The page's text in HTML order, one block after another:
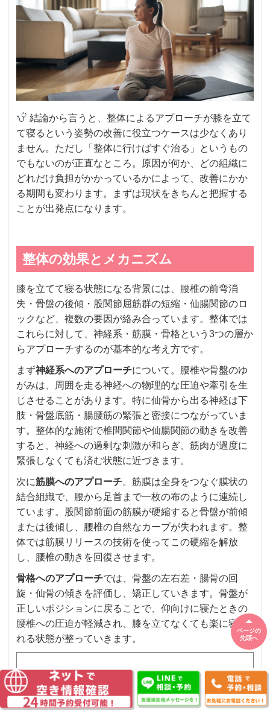
結論から言うと、整体によるアプローチが膝を立て
て寝るという姿勢の改善に役立つケースは少なくあり
ません。ただし「整体に行けばすぐ治る」というもの
でもないのが正直なところ。原因が何か、どの組織に
どれだけ負担がかかっているかによって、改善にかか
る期間も変わります。まずは現状をきちんと把握する
ことが出発点になります。
整体の効果とメカニズム
膝を立てて寝る状態になる背景には、腰椎の前弯消
失・骨盤の後傾・股関節屈筋群の短縮・仙腸関節のロ
ックなど、複数の要因が絡み合っています。整体では
これらに対して、神経系・筋膜・骨格という3つの層か
らアプローチするのが基本的な考え方です。
まず神経系へのアプローチについて。腰椎や骨盤のゆ
がみは、周囲を走る神経への物理的な圧迫や牽引を生
じさせることがあります。特に仙骨から出る神経は下
肢・骨盤底筋・腸腰筋の緊張と密接につながっていま
す。整体的な施術で椎間関節や仙腸関節の動きを改善
すると、神経への過剰な刺激が和らぎ、筋肉が過度に
緊張しなくても済む状態に近づきます。
次に筋膜へのアプローチ。筋膜は全身をつなぐ膜状の
結合組織で、腰から足首まで一枚の布のように連続し
ています。股関節前面の筋膜が硬縮すると骨盤が前傾
または後傾し、腰椎の自然なカーブが失われます。整
体では筋膜リリースの技術を使ってこの硬縮を解放
し、腰椎の動きを回復させます。
骨格へのアプローチでは、骨盤の左右差・腸骨の回
旋・仙骨の傾きを評価し、矯正していきます。骨盤が
正しいポジションに戻ることで、仰向けに寝たときの
腰椎への圧迫が軽減され、膝を立てなくても楽に寝ら
れる状態が整っていきます。
神経系：椎間関節・仙腸関節の動きを改
善し、神経への余分な刺激を減らす
ページの
先頭へ